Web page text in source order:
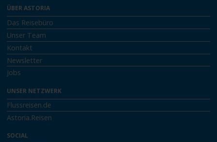
ÜBER ASTORIA
Das Reisebüro
Unser Team
Kontakt
Newsletter
Jobs
UNSER NETZWERK
Flussreisen.de
Astoria.Reisen
SOCIAL